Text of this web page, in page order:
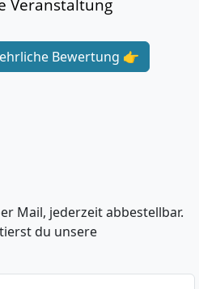
Veranstaltung
Bewertung 👉
Mail, jederzeit abbestellbar.
du unsere